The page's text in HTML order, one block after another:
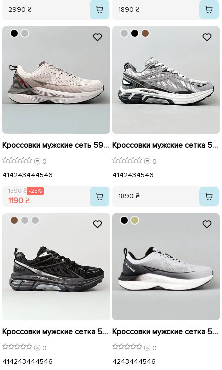
2990 ₴ 1890 ₴
Кроссовки мужские сеть 595408 Бежевый распродажа
0
414243444546
1590 ₴ -25%
1190 ₴
Кроссовки мужские сетка 595636 Серые с белым
0
4142434546
1890 ₴
Кроссовки мужские сетка 595634 Черные
0
414243444546
Кроссовки мужские сетка 595409 Серый
0
4243444546